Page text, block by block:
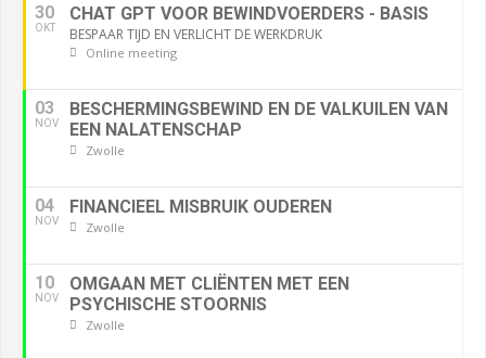
30
OKT
CHAT GPT VOOR BEWINDVOERDERS - BASIS
BESPAAR TIJD EN VERLICHT DE WERKDRUK
Online meeting
03
NOV
BESCHERMINGSBEWIND EN DE VALKUILEN VAN
EEN NALATENSCHAP
Zwolle
04
NOV
FINANCIEEL MISBRUIK OUDEREN
Zwolle
10
NOV
OMGAAN MET CLIËNTEN MET EEN
PSYCHISCHE STOORNIS
Zwolle